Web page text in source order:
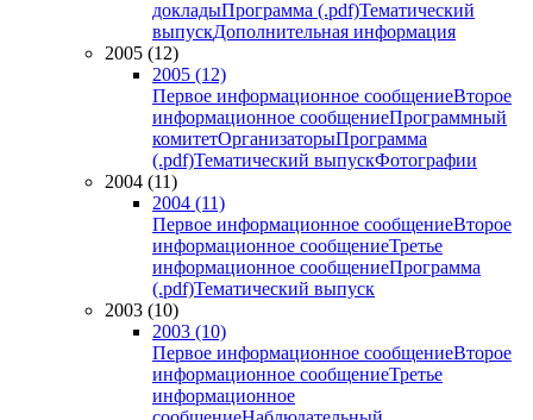
докладыПрограмма (.pdf)Тематический
выпускДополнительная информация
2005 (12)
2005 (12)
Первое информационное сообщениеВторое
информационное сообщениеПрограммный
комитетОрганизаторыПрограмма
(.pdf)Тематический выпускФотографии
2004 (11)
2004 (11)
Первое информационное сообщениеВторое
информационное сообщениеТретье
информационное сообщениеПрограмма
(.pdf)Тематический выпуск
2003 (10)
2003 (10)
Первое информационное сообщениеВторое
информационное сообщениеТретье
информационное